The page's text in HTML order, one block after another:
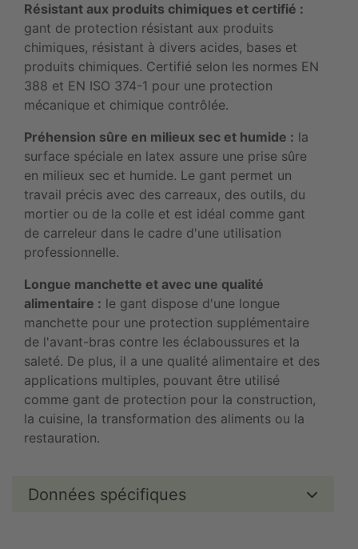
Résistant aux produits chimiques et certifié :
gant de protection résistant aux produits
chimiques, résistant à divers acides, bases et
produits chimiques. Certifié selon les normes EN
388 et EN ISO 374-1 pour une protection
mécanique et chimique contrôlée.
Préhension sûre en milieux sec et humide : la
surface spéciale en latex assure une prise sûre
en milieux sec et humide. Le gant permet un
travail précis avec des carreaux, des outils, du
mortier ou de la colle et est idéal comme gant
de carreleur dans le cadre d'une utilisation
professionnelle.
Longue manchette et avec une qualité
alimentaire : le gant dispose d'une longue
manchette pour une protection supplémentaire
de l'avant-bras contre les éclaboussures et la
saleté. De plus, il a une qualité alimentaire et des
applications multiples, pouvant être utilisé
comme gant de protection pour la construction,
la cuisine, la transformation des aliments ou la
restauration.
Données spécifiques